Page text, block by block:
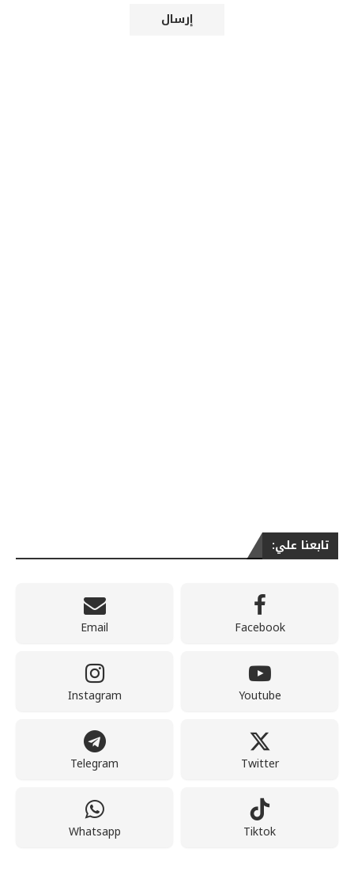
تابعنا علي:
Facebook
Email
Youtube
Instagram
Twitter
Telegram
Tiktok
Whatsapp